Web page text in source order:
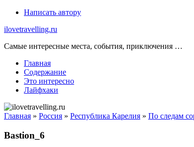
Skip
content
Написать автору
ilovetravelling.ru
Самые интересные места, события, приключения …
Главная
Содержание
Это интересно
Лайфхаки
Главная » Россия » Республика Карелия » По следам
Bastion_6